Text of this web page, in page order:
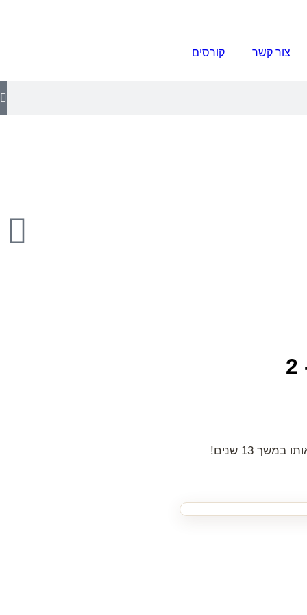
צור קשר קורסים
13 שנים!